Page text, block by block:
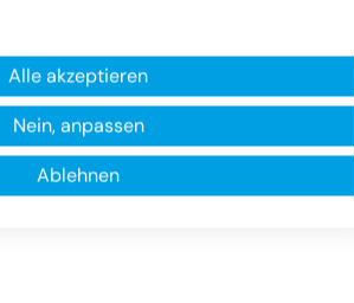
Alle akzeptieren
Nein, anpassen
Ablehnen